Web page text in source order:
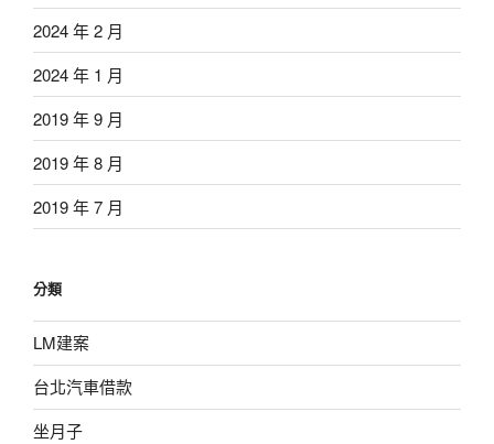
2024 年 2 月
2024 年 1 月
2019 年 9 月
2019 年 8 月
2019 年 7 月
分類
LM建案
台北汽車借款
坐月子